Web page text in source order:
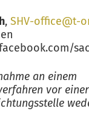
, SHV-office@t-
an einem
vor einer